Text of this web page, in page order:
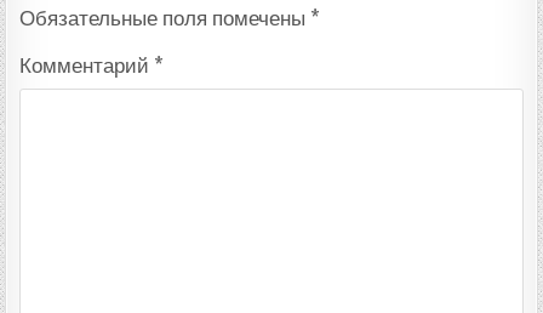
Обязательные поля помечены *
Комментарий *